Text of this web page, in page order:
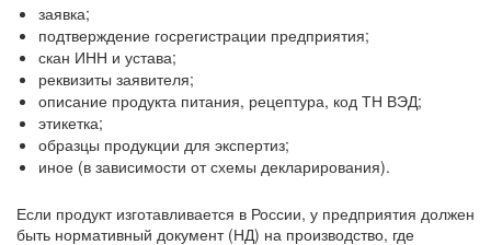
заявка;
подтверждение госрегистрации предприятия;
скан ИНН и устава;
реквизиты заявителя;
описание продукта питания, рецептура, код ТН ВЭД;
этикетка;
образцы продукции для экспертиз;
иное (в зависимости от схемы декларирования).
Если продукт изготавливается в России, у предприятия должен
быть нормативный документ (НД) на производство, где